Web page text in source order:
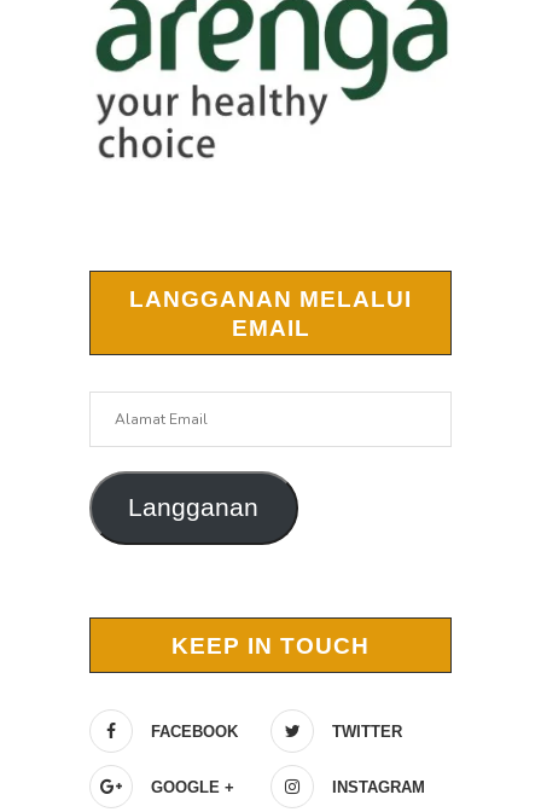
LANGGANAN MELALUI
EMAIL
Langganan
KEEP IN TOUCH
FACEBOOK TWITTER
GOOGLE + INSTAGRAM